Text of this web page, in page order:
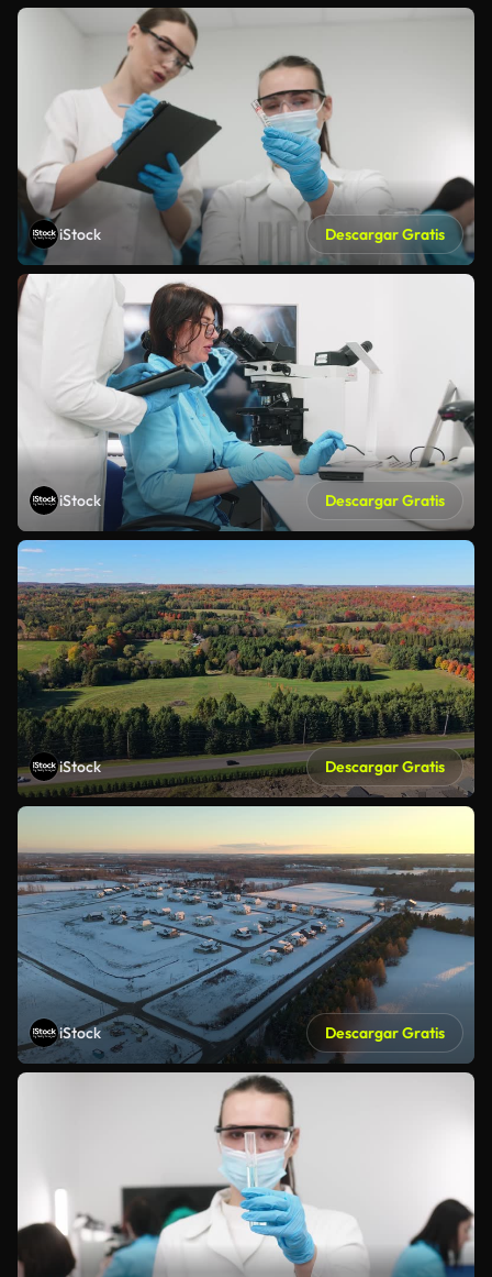
iStock Descargar Gratis
iStock Descargar Gratis
iStock Descargar Gratis
iStock Descargar Gratis